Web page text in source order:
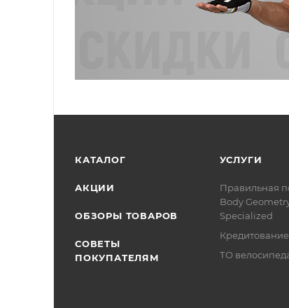
КАТАЛОГ
АКЦИИ
ОБЗОРЫ ТОВАРОВ
СОВЕТЫ
ПОКУПАТЕЛЯМ
УСЛУГИ
Правильная
Body
Specialized
Кредитование
ТО